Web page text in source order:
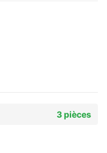
3 pièces